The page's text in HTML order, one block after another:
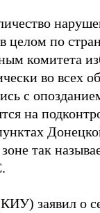
целом по
комитета
во всех
с
на
так
заявил о